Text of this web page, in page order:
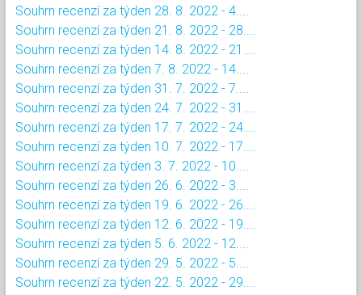
Souhrn recenzí za týden 28. 8. 2022 - 4....
Souhrn recenzí za týden 21. 8. 2022 - 28....
Souhrn recenzí za týden 14. 8. 2022 - 21....
Souhrn recenzí za týden 7. 8. 2022 - 14....
Souhrn recenzí za týden 31. 7. 2022 - 7....
Souhrn recenzí za týden 24. 7. 2022 - 31....
Souhrn recenzí za týden 17. 7. 2022 - 24....
Souhrn recenzí za týden 10. 7. 2022 - 17....
Souhrn recenzí za týden 3. 7. 2022 - 10....
Souhrn recenzí za týden 26. 6. 2022 - 3....
Souhrn recenzí za týden 19. 6. 2022 - 26....
Souhrn recenzí za týden 12. 6. 2022 - 19....
Souhrn recenzí za týden 5. 6. 2022 - 12....
Souhrn recenzí za týden 29. 5. 2022 - 5....
Souhrn recenzí za týden 22. 5. 2022 - 29....